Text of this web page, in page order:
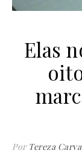
Elas
Por Tereza